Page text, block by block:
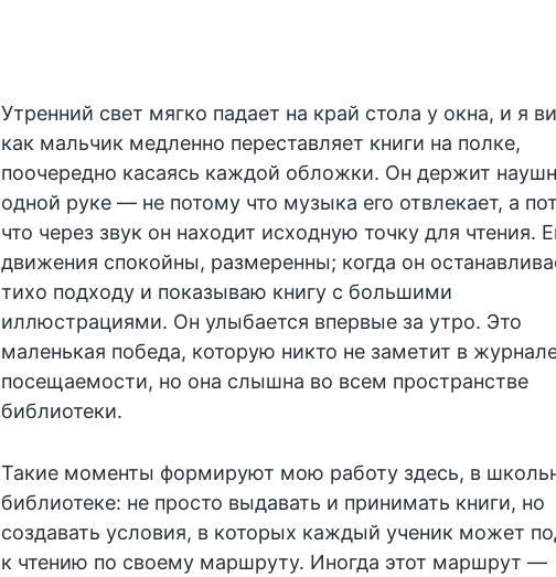
Утренний свет мягко падает на край стола у окна, и я
как мальчик медленно переставляет книги на полке,
поочередно касаясь каждой обложки. Он держит
одной руке — не потому что музыка его отвлекает, а
что через звук он находит исходную точку для чтения.
движения спокойны, размеренны; когда он
тихо подходу и показываю книгу с большими
иллюстрациями. Он улыбается впервые за утро. Это
маленькая победа, которую никто не заметит в
посещаемости, но она слышна во всем пространстве
библиотеки.
Такие моменты формируют мою работу здесь, в
библиотеке: не просто выдавать и принимать книги, но
создавать условия, в которых каждый ученик может
к чтению по своему маршруту. Иногда этот маршрут —